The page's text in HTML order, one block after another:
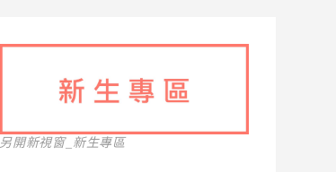
另開新視窗_新生專區